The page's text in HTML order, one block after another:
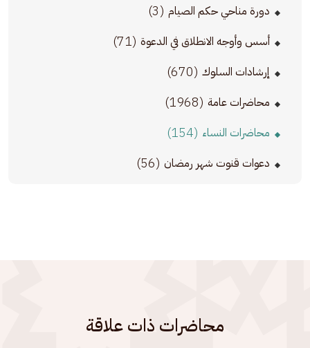
دورة مناحي حكم الصيام (3)
أسس وأوجه الانطلاق في الدعوة (71)
إرشادات السلوك (670)
محاضرات عامة (1968)
محاضرات النساء (154)
دعوات قنوت شهر رمضان (56)
محاضرات ذات علاقة